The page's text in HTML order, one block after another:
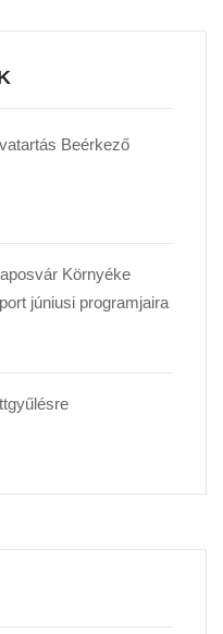
Beérkező
Környéke
júniusi programjaira